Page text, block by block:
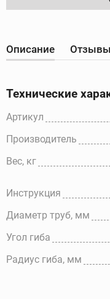
Описание Отзывы
Технические
Артикул
Производитель
Вес, кг
Инструкция
Диаметр труб, мм
Угол гиба
Радиус гиба, мм